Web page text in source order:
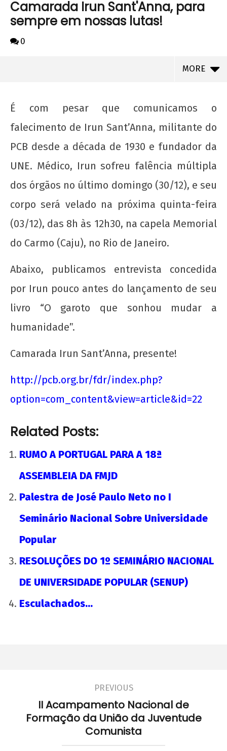
Camarada Irun Sant'Anna, para
sempre em nossas lutas!
0
MORE
NOW VIEWING
Camarada Irun Sant'Anna, para sempre em
31 de
dezembro
de 2012
wp-
A Munição da Direita Não é Travesti
dezembro
wp-
admin
20 de Novembro - Dia da Consciência Negra
É com pesar que comunicamos o
falecimento de Irun Sant’Anna, militante do
PCB desde a década de 1930 e fundador da
UNE. Médico, Irun sofreu falência múltipla
dos órgãos no último domingo (30/12), e seu
corpo será velado na próxima quinta-feira
(03/12), das 8h às 12h30, na capela Memorial
do Carmo (Caju), no Rio de Janeiro.
Abaixo, publicamos entrevista concedida
por Irun pouco antes do lançamento de seu
livro “O garoto que sonhou mudar a
humanidade”.
Camarada Irun Sant’Anna, presente!
http://pcb.org.br/fdr/index.php?
option=com_content&view=article&id=22
Related Posts:
RUMO A PORTUGAL PARA A 18ª
ASSEMBLEIA DA FMJD
Palestra de José Paulo Neto no I
Seminário Nacional Sobre Universidade
Popular
RESOLUÇÕES DO 1º SEMINÁRIO NACIONAL
DE UNIVERSIDADE POPULAR (SENUP)
Esculachados…
PREVIOUS
II Acampamento Nacional de
Formação da União da Juventude
Comunista